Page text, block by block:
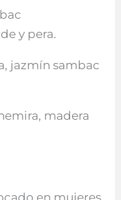
y pera.
jazmín sambac
madera
en mujeres